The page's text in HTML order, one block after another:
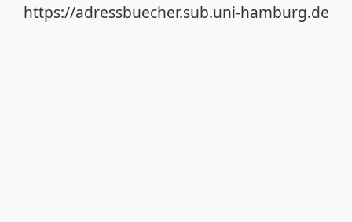
https://adressbuecher.sub.uni-hamburg.de